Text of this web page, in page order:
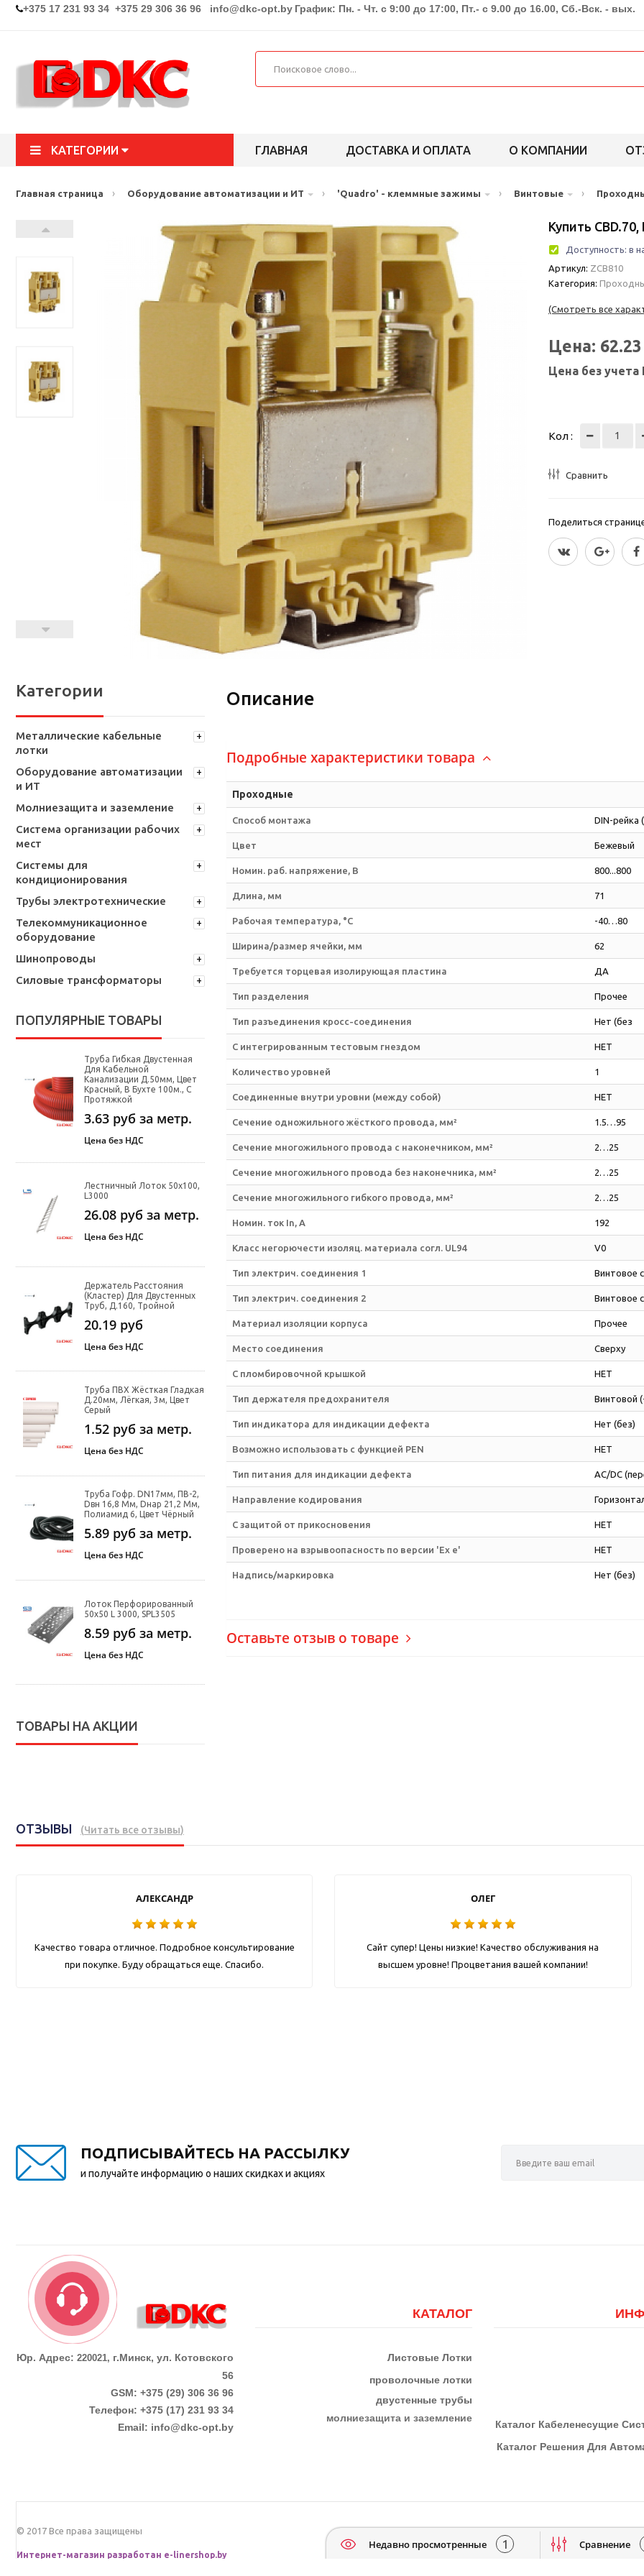
+375 17 231 93 34 +375 29 306 36 96 info@dkc-opt.by График: Пн. - Чт. с 9:00 до 17:00, Пт.- с 9.00 до 16.00, Сб.-Вск. - вых.
КАТЕГОРИИ ГЛАВНАЯ ДОСТАВКА И ОПЛАТА О КОМПАНИИ
Главная страница › Оборудование автоматизации и ИТ › 'Quadro' - клеммные зажимы › Винтовые ›
Купить
Доступность: в
Артикул: ZCB810
Категория:
(Смотреть все
Цена:
Цена без
Кол :
Сравнить
Поделиться
Категории
Металлические кабельные
лотки
Оборудование автоматизации
и ИТ
Молниезащита и заземление
Система организации рабочих
мест
Системы для
кондиционирования
Трубы электротехнические
Телекоммуникационное
оборудование
Шинопроводы
Силовые трансформаторы
ПОПУЛЯРНЫЕ ТОВАРЫ
Труба Гибкая Двустенная
Для Кабельной
Канализации Д.50мм, Цвет
Красный, В Бухте 100м., С
Протяжкой
3.63 руб за метр.
Цена без НДС
Лестничный Лоток 50х100,
L3000
26.08 руб за метр.
Цена без НДС
Держатель Расстояния
(кластер) Для Двустенных
Труб, Д.160, Тройной
20.19 руб
Цена без НДС
Труба ПВХ Жёсткая Гладкая
Д.20мм, Лёгкая, 3м, Цвет
Серый
1.52 руб за метр.
Цена без НДС
Труба Гофр. DN17мм, ПВ-2,
Dвн 16,8 Мм, Dнар 21,2 Мм,
Полиамид 6, Цвет Чёрный
5.89 руб за метр.
Цена без НДС
Лоток Перфорированный
50х50 L 3000, SPL3505
8.59 руб за метр.
Цена без НДС
ТОВАРЫ НА АКЦИИ
Описание
Подробные характеристики товара
Проходные
Способ монтажа DIN-рейка
Цвет Бежевый
Номин. раб. напряжение, В 800...800
Длина, мм 71
Рабочая температура, °C -40…80
Ширина/размер ячейки, мм 62
Требуется торцевая изолирующая пластина ДА
Тип разделения Прочее
Тип разъединения кросс-соединения Нет (без
С интегрированным тестовым гнездом НЕТ
Количество уровней 1
Соединенные внутри уровни (между собой) НЕТ
Сечение одножильного жёсткого провода, мм² 1.5…95
Сечение многожильного провода с наконечником, мм² 2…25
Сечение многожильного провода без наконечника, мм² 2…25
Сечение многожильного гибкого провода, мм² 2…25
Номин. ток In, А 192
Класс негорючести изоляц. материала согл. UL94 V0
Тип электрич. соединения 1 Винтовое
Тип электрич. соединения 2 Винтовое
Материал изоляции корпуса Прочее
Место соединения Сверху
С пломбировочной крышкой НЕТ
Тип держателя предохранителя Винтовой
Тип индикатора для индикации дефекта Нет (без)
Возможно использовать с функцией PEN НЕТ
Тип питания для индикации дефекта AC/DC
Направление кодирования
С защитой от прикосновения НЕТ
Проверено на взрывоопасность по версии 'Ex e' НЕТ
Надпись/маркировка Нет (без)
Оставьте отзыв о товаре
ОТЗЫВЫ (Читать все отзывы)
АЛЕКСАНДР
Качество товара отличное. Подробное консультирование
при покупке. Буду обращаться еще. Спасибо.
ОЛЕГ
Сайт супер! Цены низкие! Качество обслуживания на
высшем уровне! Процветания вашей компании!
ПОДПИСЫВАЙТЕСЬ НА РАССЫЛКУ
и получайте информацию о наших скидках и акциях
Юр. Адрес: 220021, г.Минск, ул. Котовского
56
GSM: +375 (29) 306 36 96
Телефон: +375 (17) 231 93 34
Email: info@dkc-opt.by
КАТАЛОГ
Листовые Лотки
проволочные лотки
двустенные трубы
молниезащита и заземление
КАталог Кабеленесущие
Каталог Решения Для
© 2017 Все права защищены
Интернет-магазин разработан e-linershop.by
Недавно просмотренные 1 Сравнение